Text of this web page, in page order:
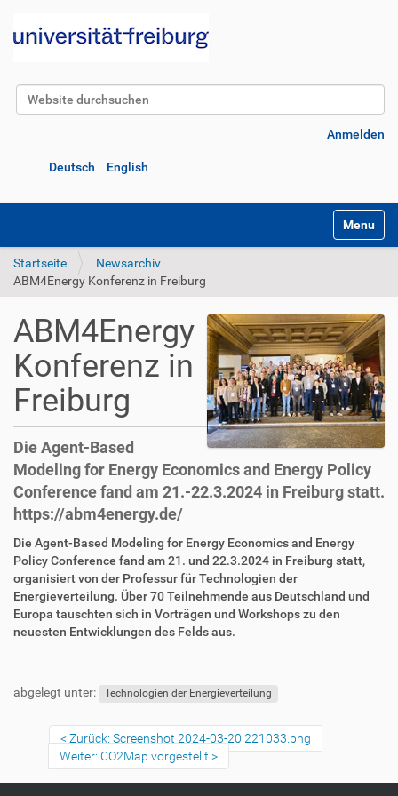
Website durchsuchen
Anmelden
Deutsch English
Startseite
Newsarchiv
ABM4Energy Konferenz in Freiburg
ABM4Energy
Konferenz in
Freiburg
Die Agent-Based
Modeling for Energy Economics and Energy Policy
Conference fand am 21.-22.3.2024 in Freiburg statt.
https://abm4energy.de/
Die Agent-Based Modeling for Energy Economics and Energy
Policy Conference fand am 21. und 22.3.2024 in Freiburg statt,
organisiert von der Professur für Technologien der
Energieverteilung. Über 70 Teilnehmende aus Deutschland und
Europa tauschten sich in Vorträgen und Workshops zu den
neuesten Entwicklungen des Felds aus.
abgelegt unter: Technologien der Energieverteilung
Zurück: Screenshot 2024-03-20 221033.png
Weiter: CO2Map vorgestellt